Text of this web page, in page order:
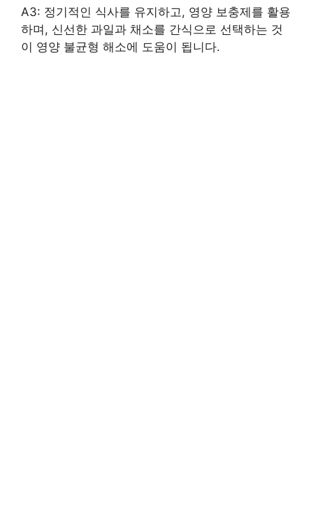
A3: 정기적인 식사를 유지하고, 영양 보충제를 활용
하며, 신선한 과일과 채소를 간식으로 선택하는 것
이 영양 불균형 해소에 도움이 됩니다.